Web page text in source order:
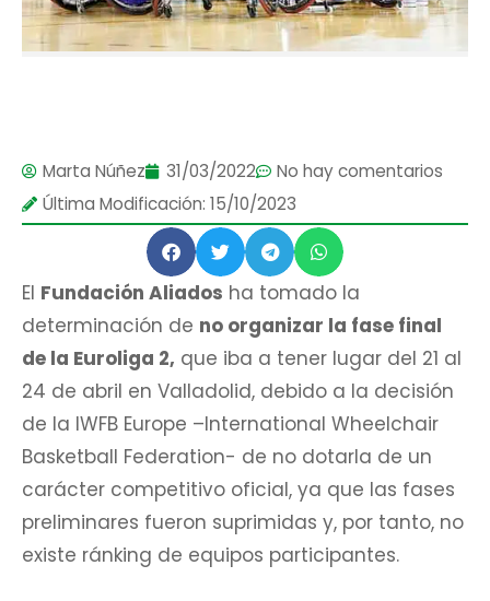
Marta Núñez 31/03/2022
No hay comentarios
Última Modificación: 15/10/2023
El Fundación Aliados ha tomado la
determinación de no organizar la fase final
de la Euroliga 2, que iba a tener lugar del 21 al
24 de abril en Valladolid, debido a la decisión
de la IWFB Europe –International Wheelchair
Basketball Federation- de no dotarla de un
carácter competitivo oficial, ya que las fases
preliminares fueron suprimidas y, por tanto, no
existe ránking de equipos participantes.